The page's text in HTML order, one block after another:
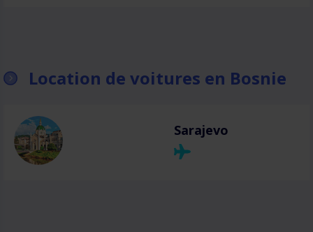
Location de voitures en Bosnie
Sarajevo